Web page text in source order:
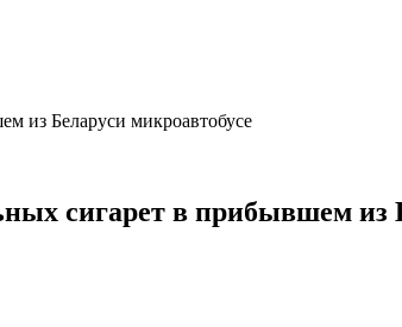
из Беларуси микроавтобусе
сигарет в прибывшем из